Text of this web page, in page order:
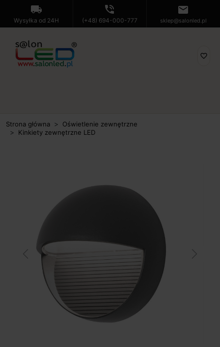
local_shipping
Wysyłka od 24H
phone_in_talk
(+48) 694-000-777
mail
sklep@salonled.pl
favorite_border
Strona główna
Oświetlenie zewnętrzne
Kinkiety zewnętrzne LED
Previous